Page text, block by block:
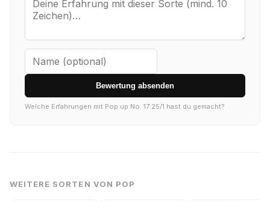
Bewertung absenden
Welche Erfahrungen mit Pop up No. 17 25/1 hast du gemacht?
WEITERE SORTEN VON POP